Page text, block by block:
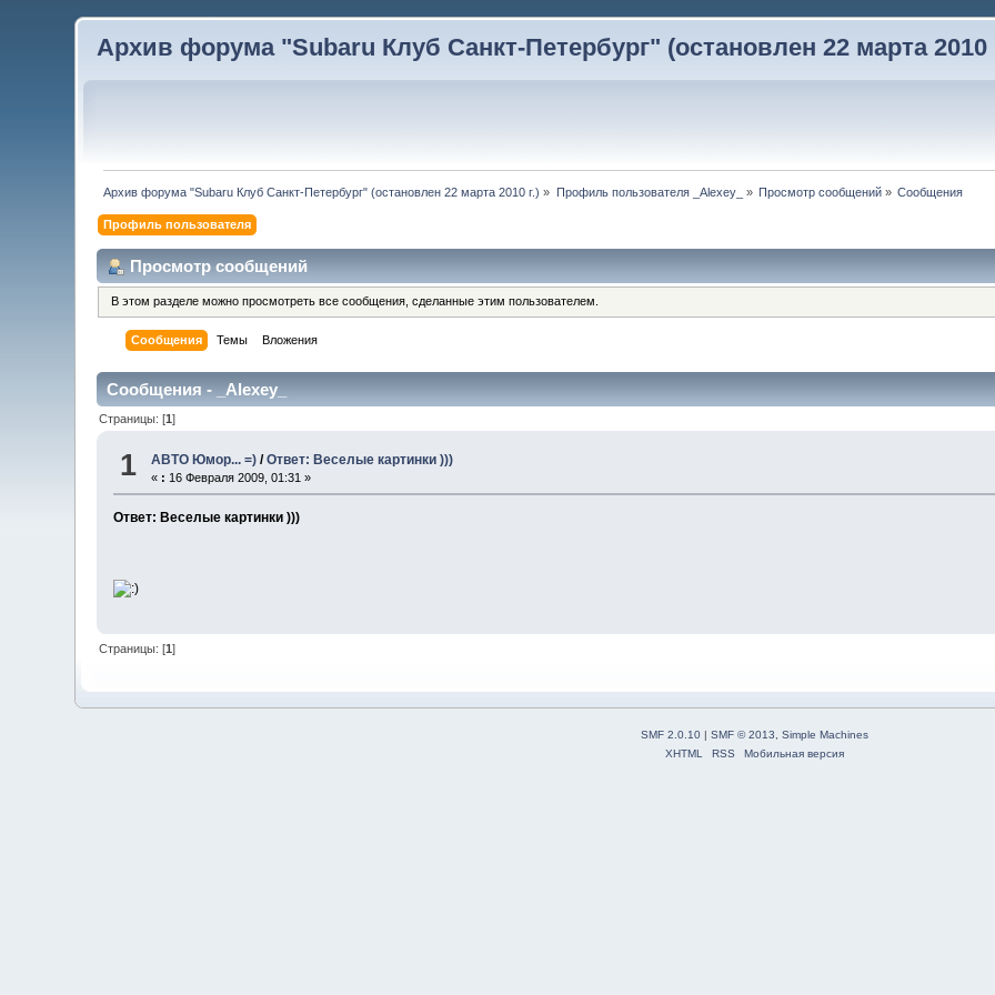
Архив форума "Subaru Клуб Санкт-Петербург" (остановлен 22 марта 2010
Архив форума "Subaru Клуб Санкт-Петербург" (остановлен 22 марта 2010 г.) » Профиль пользователя _Alexey_ » Просмотр сообщений » Сообщения
Профиль пользователя
Просмотр сообщений
В этом разделе можно просмотреть все сообщения, сделанные этим пользователем.
Сообщения Темы Вложения
Сообщения - _Alexey_
Страницы: [1]
1 АВТО Юмор... =) /Ответ: Веселые картинки )))
« : 16 Февраля 2009, 01:31 »
Ответ: Веселые картинки )))
Страницы: [1]
SMF 2.0.10 SMF © 2013, Simple Machines
XHTML
RSS Мобильная версия